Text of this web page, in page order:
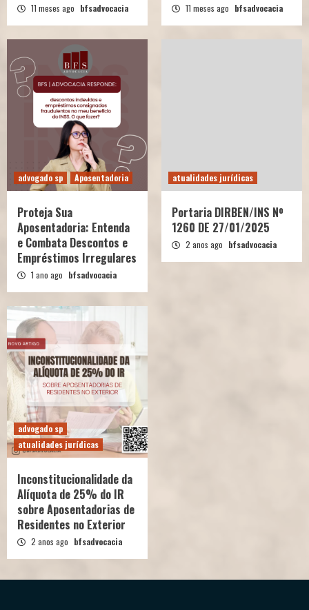
11 meses ago bfsadvocacia 11 meses ago bfsadvocacia
advogado sp Aposentadoria
Proteja Sua
Aposentadoria: Entenda
e Combata Descontos e
Empréstimos Irregulares
1 ano ago bfsadvocacia
atualidades jurídicas
Portaria DIRBEN/INS Nº
1260 DE 27/01/2025
2 anos ago bfsadvocacia
advogado sp
atualidades jurídicas
Inconstitucionalidade da
Alíquota de 25% do IR
sobre Aposentadorias de
Residentes no Exterior
2 anos ago bfsadvocacia